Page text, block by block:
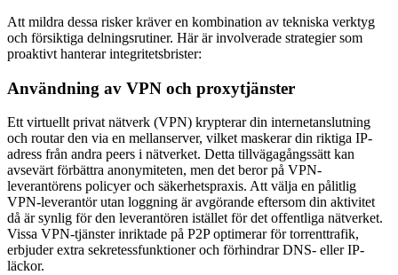
Att mildra dessa risker kräver en kombination av tekniska verktyg
och försiktiga delningsrutiner. Här är involverade strategier som
proaktivt hanterar integritetsbrister:
Användning av VPN och proxytjänster
Ett virtuellt privat nätverk (VPN) krypterar din internetanslutning
och routar den via en mellanserver, vilket maskerar din riktiga IP-
adress från andra peers i nätverket. Detta tillvägagångssätt kan
avsevärt förbättra anonymiteten, men det beror på VPN-
leverantörens policyer och säkerhetspraxis. Att välja en pålitlig
VPN-leverantör utan loggning är avgörande eftersom din aktivitet
då är synlig för den leverantören istället för det offentliga nätverket.
Vissa VPN-tjänster inriktade på P2P optimerar för torrenttrafik,
erbjuder extra sekretessfunktioner och förhindrar DNS- eller IP-
läckor.